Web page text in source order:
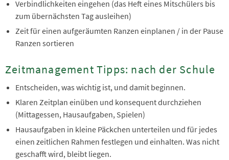
Verbindlichkeiten eingehen (das Heft eines Mitschülers bis
zum übernächsten Tag ausleihen)
Zeit für einen aufgeräumten Ranzen einplanen / in der Pause
Ranzen sortieren
Zeitmanagement Tipps: nach der Schule
Entscheiden, was wichtig ist, und damit beginnen.
Klaren Zeitplan einüben und konsequent durchziehen
(Mittagessen, Hausaufgaben, Spielen)
Hausaufgaben in kleine Päckchen unterteilen und für jedes
einen zeitlichen Rahmen festlegen und einhalten. Was nicht
geschafft wird, bleibt liegen.